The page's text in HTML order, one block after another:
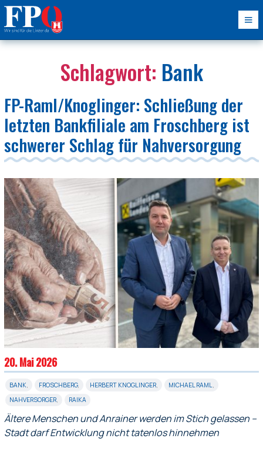
Schlagwort: Bank
FP-Raml/Knoglinger: Schließung der
letzten Bankfiliale am Froschberg ist
schwerer Schlag für Nahversorgung
20. Mai 2026
BANK, FROSCHBERG, HERBERT KNOGLINGER, MICHAEL RAML,
NAHVERSORGER, RAIKA
Ältere Menschen und Anrainer werden im Stich gelassen –
Stadt darf Entwicklung nicht tatenlos hinnehmen